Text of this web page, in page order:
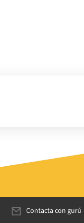
Contacta con gurú